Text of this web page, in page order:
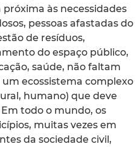
às necessidades
pessoas afastadas do
de resíduos,
do espaço público,
saúde, não faltam
ecossistema complexo
humano) que deve
todo o mundo, os
muitas vezes em
da sociedade civil,